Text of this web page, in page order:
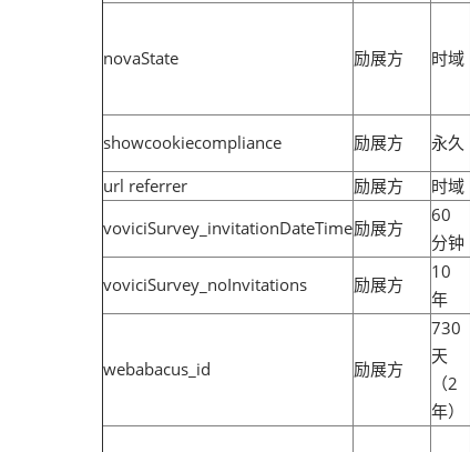
novaState 励展方 时域
showcookiecompliance
励展方 永久
url referrer
励展方 时域
voviciSurvey_invitationDateTime励展方
60
分钟
voviciSurvey_noInvitations 励展方
10
年
webabacus_id 励展方
730
天
（2
年）